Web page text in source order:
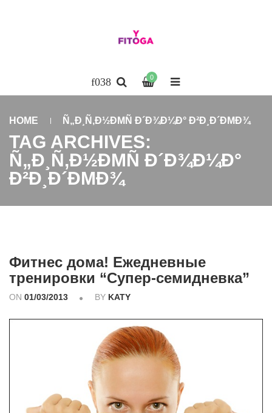
0
HOME Ñ„Ð¸Ñ‚Ð½ÐΜÑ Ð´Ð¾Ð¼Ð° Ð²Ð¸Ð´ÐΜÐ¾
TAG ARCHIVES:
Ñ„Ð¸Ñ‚Ð½ÐΜÑ Ð´Ð¾Ð¼Ð°
Ð²Ð¸Ð´ÐΜÐ¾
Фитнес дома! Ежедневные
тренировки “Супер-семидневка”
ON 01/03/2013 BY KATY